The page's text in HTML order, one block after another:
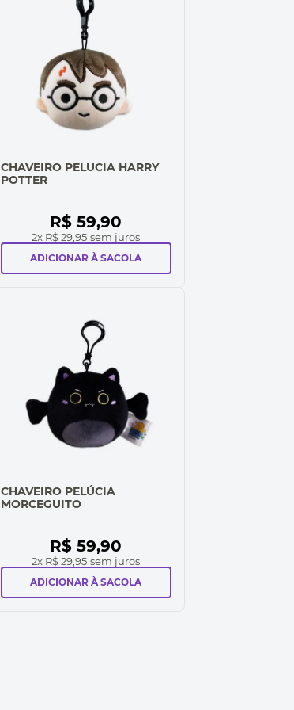
CHAVEIRO PELUCIA HARRY
POTTER
R$ 59,90
2x R$ 29,95 sem juros
ADICIONAR À SACOLA
CHAVEIRO PELÚCIA
MORCEGUITO
R$ 59,90
2x R$ 29,95 sem juros
ADICIONAR À SACOLA